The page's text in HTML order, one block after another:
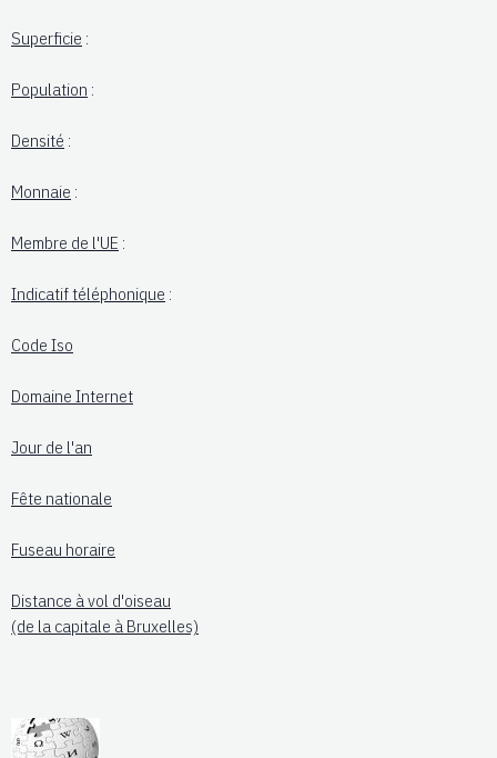
Superficie :
Population :
Densité :
Monnaie :
Membre de l'UE :
Indicatif téléphonique :
Code Iso
Domaine Internet
Jour de l'an
Fête nationale
Fuseau horaire
Distance à vol d'oiseau
(de la capitale à Bruxelles)